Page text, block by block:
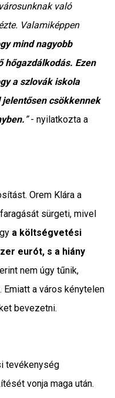
való
Valamiképpen
mind nagyobb
hőgazdálkodás. Ezen
a szlovák iskola
csökkennek
”- nyilatkozta a
Orem Klára a
sürgeti, mivel
a költségvetési
eurót, s a hiány
nem úgy tűnik,
a város kénytelen
bevezetni.
tevékenység
vonja maga után.